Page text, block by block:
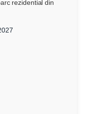
rezidential din